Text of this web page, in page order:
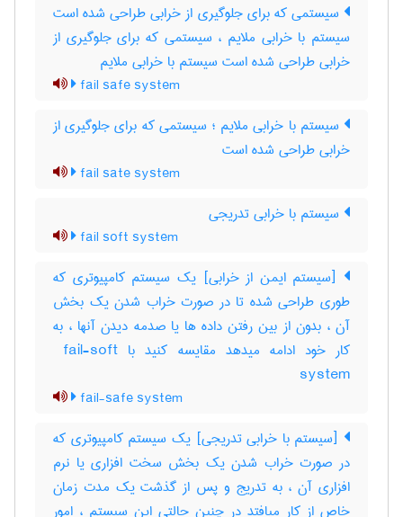
سیستمی که برای جلوگیری از خرابی طراحی شده است
سیستم با خرابی ملایم ، سیستمی که برای جلوگیری از
خرابی طراحی شده است سیستم با خرابی ملایم
fail safe system
سیستم با خرابی ملایم ؛ سیستمی که برای جلوگیری از
خرابی طراحی شده است
fail sate system
سیستم با خرابی تدریجی
fail soft system
[سیستم ایمن از خرابی] یک سیستم کامپیوتری که
طوری طراحی شده تا در صورت خراب شدن یک بخش
آن ، بدون از بین رفتن داده ها یا صدمه دیدن آنها ، به
کار خود ادامه میدهد مقایسه کنید با ‎ fail-soft
system
fail-safe system
[سیستم با خرابی تدریجی] یک سیستم کامپیوتری که
در صورت خراب شدن یک بخش سخت افزاری یا نرم
افزاری آن ، به تدریج و پس از گذشت یک مدت زمان
خاص از کار میافتد در چنین حالتی این سیستم ، امور